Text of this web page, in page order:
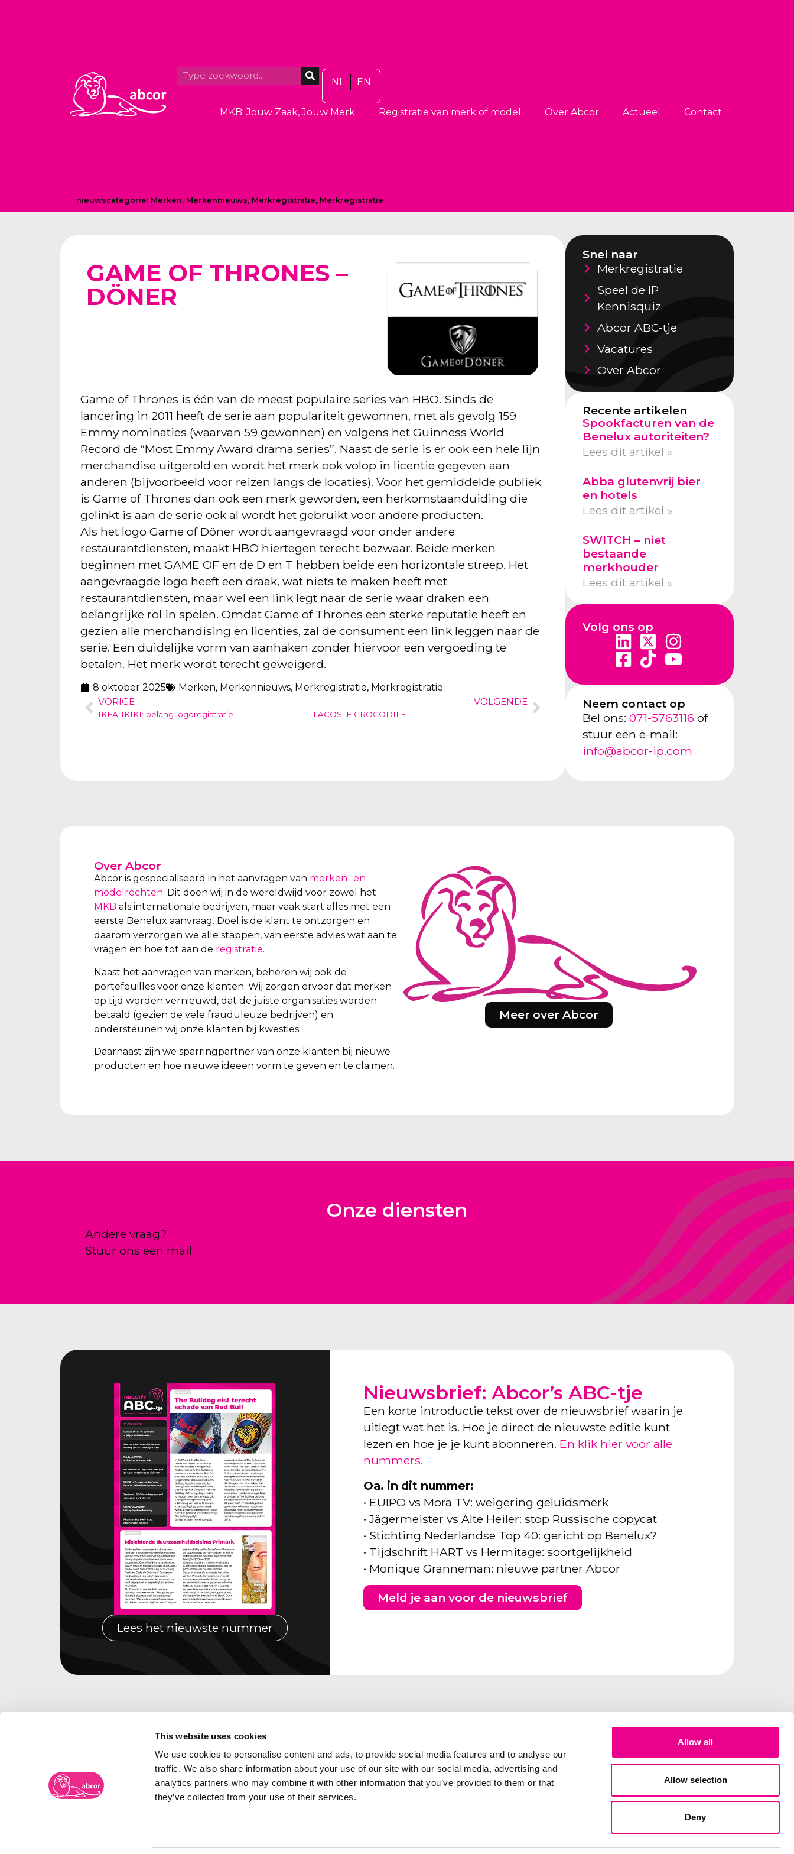
This website uses cookies
We use cookies to personalise content and ads, to provide social media features and to analyse our
traffic. We also share information about your use of our site with our social media, advertising and
analytics partners who may combine it with other information that you’ve provided to them or that
they’ve collected from your use of their services.
Allow all
Allow selection
Deny
NL EN
MKB: Jouw Zaak, Jouw Merk Registratie van merk of model Over Abcor Actueel Contact
nieuwscategorie: Merken, Merkennieuws, Merkregistratie, Merkregistratie
GAME OF THRONES –
DÖNER
Game of Thrones is één van de meest populaire series van HBO. Sinds de
lancering in 2011 heeft de serie aan populariteit gewonnen, met als gevolg 159
Emmy nominaties (waarvan 59 gewonnen) en volgens het Guinness World
Record de “Most Emmy Award drama series”. Naast de serie is er ook een hele lijn
merchandise uitgerold en wordt het merk ook volop in licentie gegeven aan
anderen (bijvoorbeeld voor reizen langs de locaties). Voor het gemiddelde publiek
is Game of Thrones dan ook een merk geworden, een herkomstaanduiding die
gelinkt is aan de serie ook al wordt het gebruikt voor andere producten.
Als het logo Game of Döner wordt aangevraagd voor onder andere
restaurantdiensten, maakt HBO hiertegen terecht bezwaar. Beide merken
beginnen met GAME OF en de D en T hebben beide een horizontale streep. Het
aangevraagde logo heeft een draak, wat niets te maken heeft met
restaurantdiensten, maar wel een link legt naar de serie waar draken een
belangrijke rol in spelen. Omdat Game of Thrones een sterke reputatie heeft en
gezien alle merchandising en licenties, zal de consument een link leggen naar de
serie. Een duidelijke vorm van aanhaken zonder hiervoor een vergoeding te
betalen. Het merk wordt terecht geweigerd.
8 oktober 2025 Merken, Merkennieuws, Merkregistratie, Merkregistratie
VORIGE
IKEA-IKIKI: belang logoregistratie
VOLGENDE
LACOSTE CROCODILE
Snel naar
Merkregistratie
Speel de IP
Kennisquiz
Abcor ABC-tje
Vacatures
Over Abcor
Recente artikelen
Spookfacturen van de
Benelux autoriteiten?
Lees dit artikel »
Abba glutenvrij bier
en hotels
Lees dit artikel »
SWITCH – niet
bestaande
merkhouder
Lees dit artikel »
Volg ons op
Neem contact op
Bel ons: 071-5763116 of
stuur een e-mail:
info@abcor-ip.com
Over Abcor
Abcor is gespecialiseerd in het aanvragen van merken- en
modelrechten. Dit doen wij in de wereldwijd voor zowel het
MKB als internationale bedrijven, maar vaak start alles met een
eerste Benelux aanvraag. Doel is de klant te ontzorgen en
daarom verzorgen we alle stappen, van eerste advies wat aan te
vragen en hoe tot aan de registratie.
Naast het aanvragen van merken, beheren wij ook de
portefeuilles voor onze klanten. Wij zorgen ervoor dat merken
op tijd worden vernieuwd, dat de juiste organisaties worden
betaald (gezien de vele frauduleuze bedrijven) en
ondersteunen wij onze klanten bij kwesties.
Daarnaast zijn we sparringpartner van onze klanten bij nieuwe
producten en hoe nieuwe ideeën vorm te geven en te claimen.
Meer over Abcor
Onze diensten
Andere vraag?
Stuur ons een mail
Lees het nieuwste nummer
Nieuwsbrief: Abcor’s ABC-tje
Een korte introductie tekst over de nieuwsbrief waarin je
uitlegt wat het is. Hoe je direct de nieuwste editie kunt
lezen en hoe je je kunt abonneren. En klik hier voor alle
nummers.
Oa. in dit nummer:
• EUIPO vs Mora TV: weigering geluidsmerk
• Jägermeister vs Alte Heiler: stop Russische copycat
• Stichting Nederlandse Top 40: gericht op Benelux?
• Tijdschrift HART vs Hermitage: soortgelijkheid
• Monique Granneman: nieuwe partner Abcor
Meld je aan voor de nieuwsbrief
kwaliteitsorganisaties: Benelux